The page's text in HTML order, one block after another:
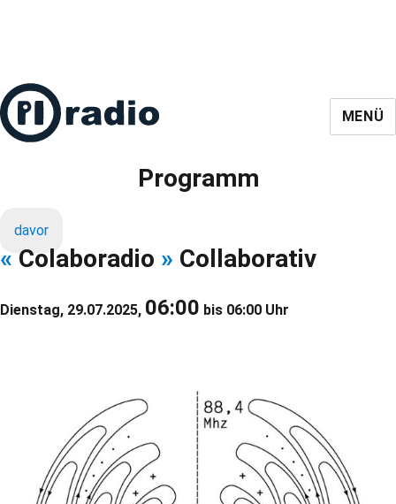
MENÜ
Programm
davor
« Colaboradio » Collaborativ
Dienstag, 29.07.2025, 06:00 bis 06:00 Uhr